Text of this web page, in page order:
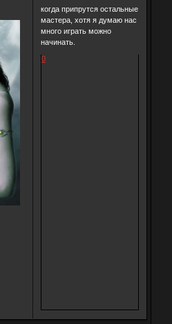
когда припрутся остальные
мастера, хотя я думаю нас
много играть можно
начинать.
0